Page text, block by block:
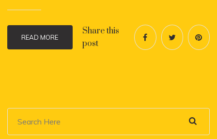
READ MORE
Share this
post